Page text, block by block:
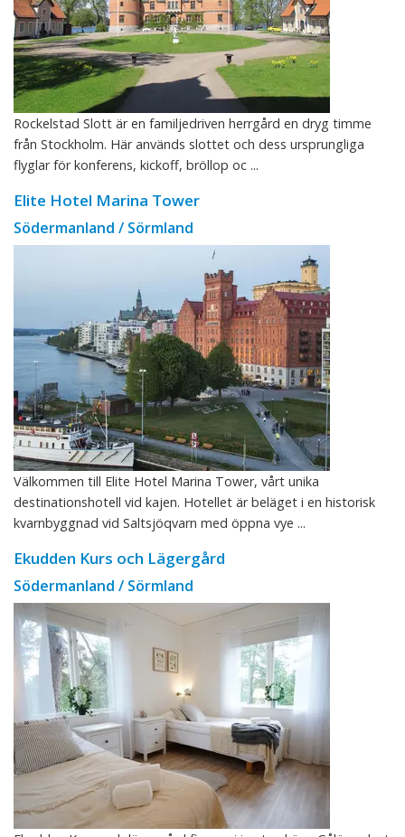
Rockelstad Slott är en familjedriven herrgård en dryg timme
från Stockholm. Här används slottet och dess ursprungliga
flyglar för konferens, kickoff, bröllop oc ...
Elite Hotel Marina Tower
Södermanland / Sörmland
Välkommen till Elite Hotel Marina Tower, vårt unika
destinationshotell vid kajen. Hotellet är beläget i en historisk
kvarnbyggnad vid Saltsjöqvarn med öppna vye ...
Ekudden Kurs och Lägergård
Södermanland / Sörmland